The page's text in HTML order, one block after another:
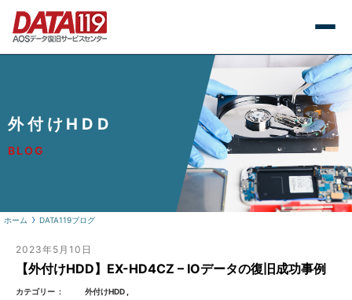
外付けHDD
BLOG
ホーム DATA119ブログ
2023年5月10日
【外付けHDD】EX-HD4CZ – IOデータの復旧成功事例
カテゴリー 外付けHDD